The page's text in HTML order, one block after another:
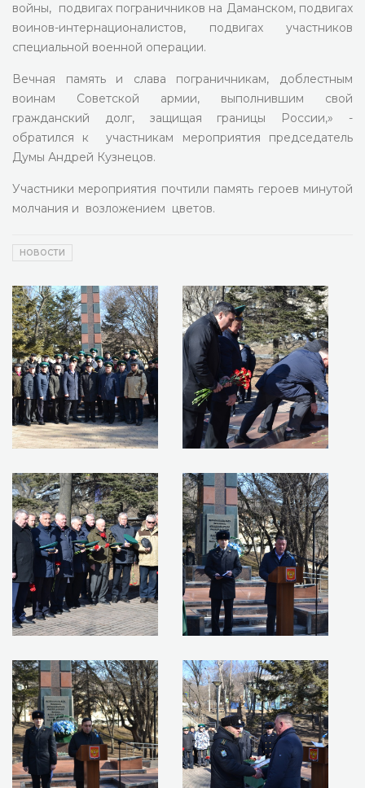
войны, подвигах пограничников на Даманском, подвигах
воинов-интернационалистов, подвигах участников
специальной военной операции.
Вечная память и слава пограничникам, доблестным
воинам Советской армии, выполнившим свой
гражданский долг, защищая границы России,» -
обратился к участникам мероприятия председатель
Думы Андрей Кузнецов.
Участники мероприятия почтили память героев минутой
молчания и возложением цветов.
НОВОСТИ